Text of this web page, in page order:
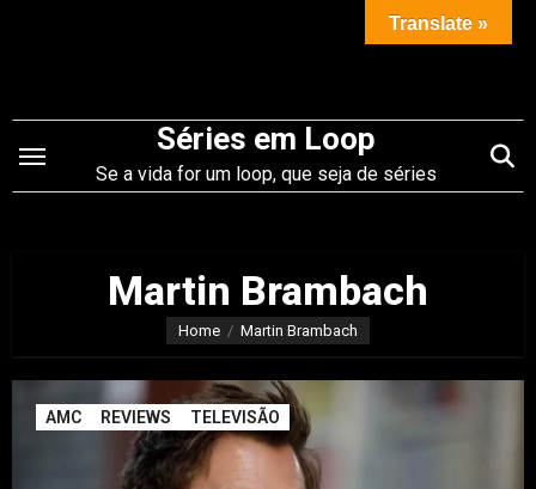
conteúdo
Séries em Loop
Se a vida for um loop, que seja de séries
Martin Brambach
Home Martin Brambach
AMC REVIEWS TELEVISÃO
Translate »